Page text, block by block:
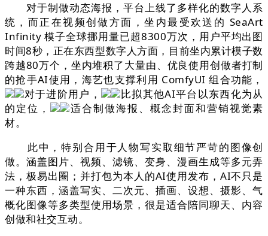
对于制做动态海报，平台上线了多样化的数字人系
统，而正在视频创做方面，坐内最受欢送的 SeaArt
Infinity 模子全球挪用量已超8300万次，用户平均出图
时间8秒，正在东西型数字人方面，目前坐内累计模子数
跨越80万个，坐内堆积了大量由、优良使用创做者打制
的抢手AI使用，海艺也支撑利用 ComfyUI 组合功能，
对于进阶用户，
比拟其他AI平台以东西化为从
的定位，
适合制做海报、概念封面和营销视觉素
材。
此中，特别合用于人物写实取细节严苛的图像创
做。涵盖图片、视频、滤镜、变身、漫画生成等多元弄
法，极易出圈；并打包为本人的AI使用发布，AI不只是
一种东西，涵盖写实、二次元、插画、设想、摄影、气
概化图像等多类型使用场景，很是适合陪同聊天、内容
创做和社交互动。